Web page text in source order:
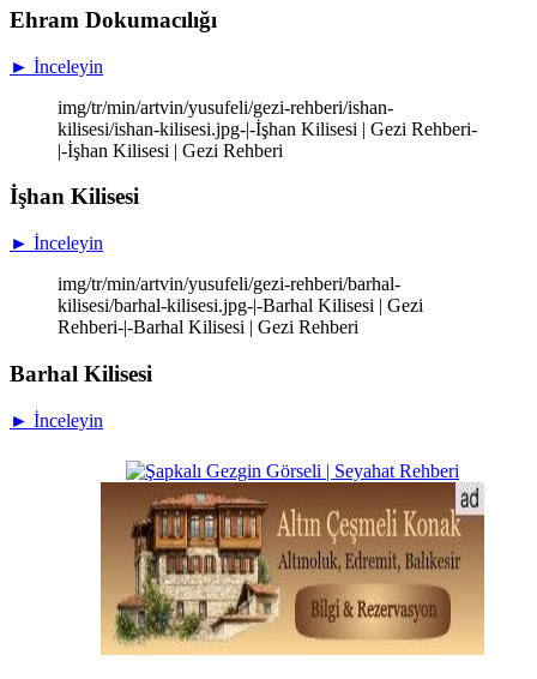
Ehram Dokumacılığı
► İnceleyin
img/tr/min/artvin/yusufeli/gezi-rehberi/ishan-
kilisesi/ishan-kilisesi.jpg-|-İşhan Kilisesi | Gezi Rehberi-
|-İşhan Kilisesi | Gezi Rehberi
İşhan Kilisesi
► İnceleyin
img/tr/min/artvin/yusufeli/gezi-rehberi/barhal-
kilisesi/barhal-kilisesi.jpg-|-Barhal Kilisesi | Gezi
Rehberi-|-Barhal Kilisesi | Gezi Rehberi
Barhal Kilisesi
► İnceleyin